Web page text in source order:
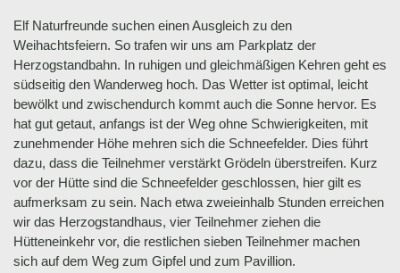
Elf Naturfreunde suchen einen Ausgleich zu den
Weihachtsfeiern. So trafen wir uns am Parkplatz der
Herzogstandbahn. In ruhigen und gleichmäßigen Kehren geht es
südseitig den Wanderweg hoch. Das Wetter ist optimal, leicht
bewölkt und zwischendurch kommt auch die Sonne hervor. Es
hat gut getaut, anfangs ist der Weg ohne Schwierigkeiten, mit
zunehmender Höhe mehren sich die Schneefelder. Dies führt
dazu, dass die Teilnehmer verstärkt Grödeln überstreifen. Kurz
vor der Hütte sind die Schneefelder geschlossen, hier gilt es
aufmerksam zu sein. Nach etwa zweieinhalb Stunden erreichen
wir das Herzogstandhaus, vier Teilnehmer ziehen die
Hütteneinkehr vor, die restlichen sieben Teilnehmer machen
sich auf dem Weg zum Gipfel und zum Pavillion.